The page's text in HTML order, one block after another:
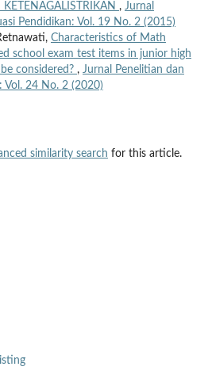
, Jurnal
Pendidikan: Vol. 19 No. 2 (2015)
Characteristics of Math
school exam test items in junior high
considered? , Jurnal Penelitian dan
Vol. 24 No. 2 (2020)
similarity search for this article.